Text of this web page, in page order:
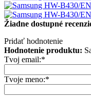
Žiadne dostupné
Pridať hodnotenie
Hodnotenie produktu:
Tvoj email:*
Tvoje meno:*